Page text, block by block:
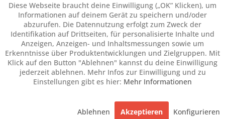
Diese Webseite braucht deine Einwilligung („OK” Klicken), um
Informationen auf deinem Gerät zu speichern und/oder
abzurufen. Die Datennutzung erfolgt zum Zweck der
Identifikation auf Drittseiten, für personalisierte Inhalte und
Anzeigen, Anzeigen- und Inhaltsmessungen sowie um
Erkenntnisse über Produktentwicklungen und Zielgruppen. Mit
Klick auf den Button "Ablehnen" kannst du deine Einwilligung
jederzeit ablehnen. Mehr Infos zur Einwilligung und zu
Einstellungen gibt es hier: Mehr Informationen
Ablehnen Akzeptieren Konfigurieren